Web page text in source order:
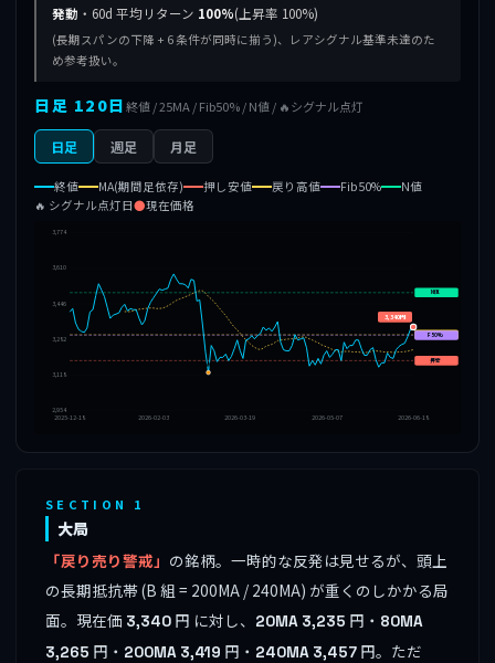
発動 ・60d 平均リターン 100%(上昇率 100%)
(長期スパンの下降 + 6 条件が同時に揃う)、レアシグナル基準未達のた
め参考扱い。
日足 120日終値 / 25MA / Fib50% / N値 / 🔥シグナル点灯
日足 週足 月足
終値 MA(期間足依存) 押し安値 戻り高値 Fib50%
N値
🔥 シグナル点灯日●現在価格
3,774
3,610
3,446
3,282
3,118
2,954
2025-12-18
2026-02-03 2026-03-19 2026-05-07 2026-06-18
押安
戻高
F50%
N値
🔥
3,340円
SECTION 1
大局
「戻り売り警戒」 の銘柄。一時的な反発は見せるが、頭上
の長期抵抗帯 (B 組 = 200MA / 240MA) が重くのしかかる局
面。現在価 3,340 円 に対し、 20MA 3,235 円・ 80MA
3,265 円・ 200MA 3,419 円・ 240MA 3,457 円。ただ